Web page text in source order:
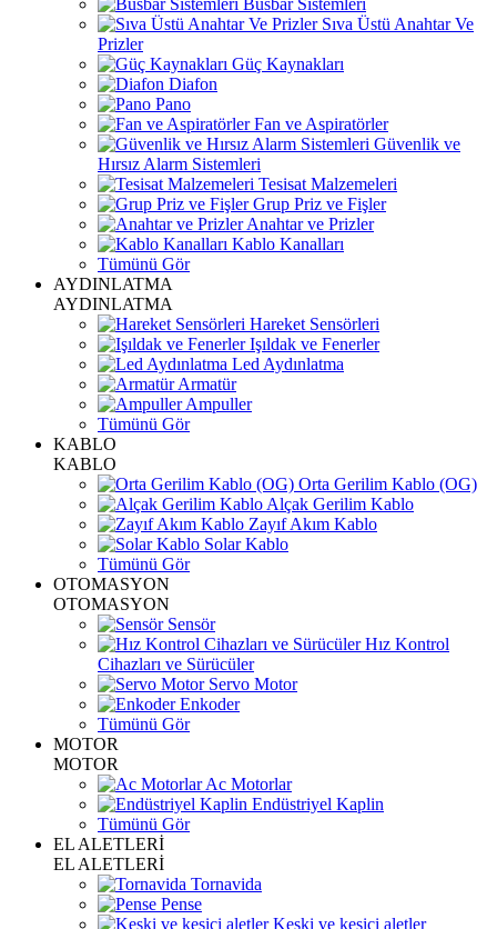
Busbar Sistemleri
Sıva Üstü Anahtar Ve
Prizler
Güç Kaynakları
Diafon
Pano
Fan ve Aspiratörler
Güvenlik ve
Hırsız Alarm Sistemleri
Tesisat Malzemeleri
Grup Priz ve Fişler
Anahtar ve Prizler
Kablo Kanalları
Tümünü Gör
AYDINLATMA
AYDINLATMA
Hareket Sensörleri
Işıldak ve Fenerler
Led Aydınlatma
Armatür
Ampuller
Tümünü Gör
KABLO
KABLO
Orta Gerilim Kablo (OG)
Alçak Gerilim Kablo
Zayıf Akım Kablo
Solar Kablo
Tümünü Gör
OTOMASYON
OTOMASYON
Sensör
Hız Kontrol
Cihazları ve Sürücüler
Servo Motor
Enkoder
Tümünü Gör
MOTOR
MOTOR
Ac Motorlar
Endüstriyel Kaplin
Tümünü Gör
EL ALETLERİ
EL ALETLERİ
Tornavida
Pense
Keski ve kesici aletler